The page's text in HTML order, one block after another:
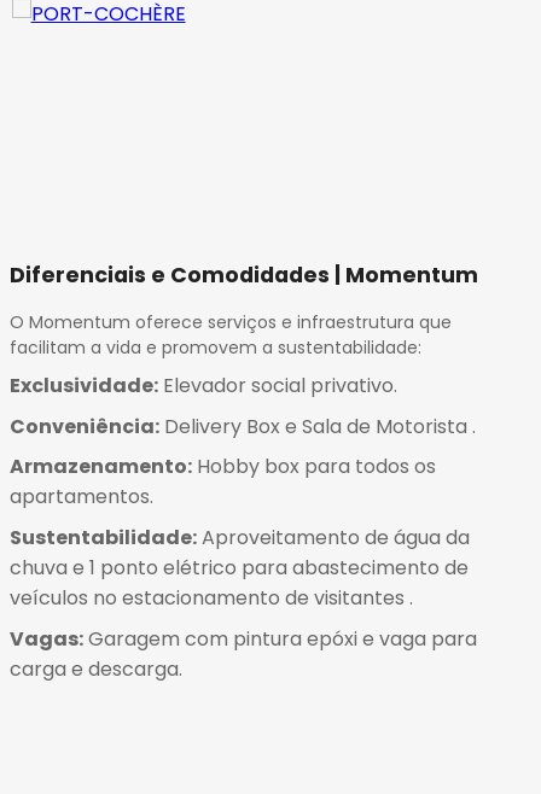
Diferenciais e Comodidades | Momentum
O Momentum oferece serviços e infraestrutura que
facilitam a vida e promovem a sustentabilidade:
Exclusividade: Elevador social privativo.
Conveniência: Delivery Box e Sala de Motorista .
Armazenamento: Hobby box para todos os
apartamentos.
Sustentabilidade:Aproveitamento de água da
chuva e 1 ponto elétrico para abastecimento de
veículos no estacionamento de visitantes .
Vagas:Garagem com pintura epóxi e vaga para
carga e descarga.